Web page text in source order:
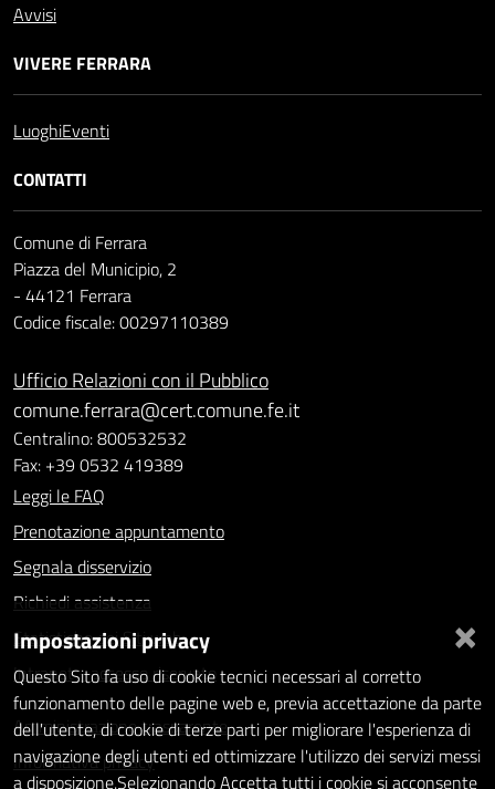
Avvisi
VIVERE FERRARA
LuoghiEventi
CONTATTI
Comune di Ferrara
Piazza del Municipio, 2
- 44121 Ferrara
Codice fiscale: 00297110389
Ufficio Relazioni con il Pubblico
comune.ferrara@cert.comune.fe.it
Centralino: 800532532
Fax: +39 0532 419389
Leggi le FAQ
Prenotazione appuntamento
Segnala disservizio
Richiedi assistenza
Statistiche dei Siti web
Intranet - accesso riservato
Amministrazione trasparente
Informativa privacy
×
Impostazioni privacy
Questo Sito fa uso di cookie tecnici necessari al corretto
funzionamento delle pagine web e, previa accettazione da parte
dell'utente, di cookie di terze parti per migliorare l'esperienza di
navigazione degli utenti ed ottimizzare l'utilizzo dei servizi messi
a disposizione.Selezionando Accetta tutti i cookie si acconsente